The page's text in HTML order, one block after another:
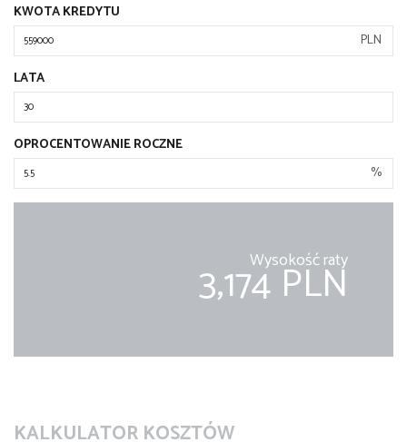
KWOTA KREDYTU
PLN
LATA
OPROCENTOWANIE ROCZNE
%
Wysokość raty
3,174 PLN
KALKULATOR KOSZTÓW